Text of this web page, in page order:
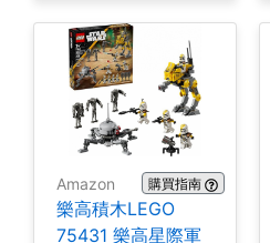
Amazon 購買指南
樂高積木LEGO
75431 樂高星際軍